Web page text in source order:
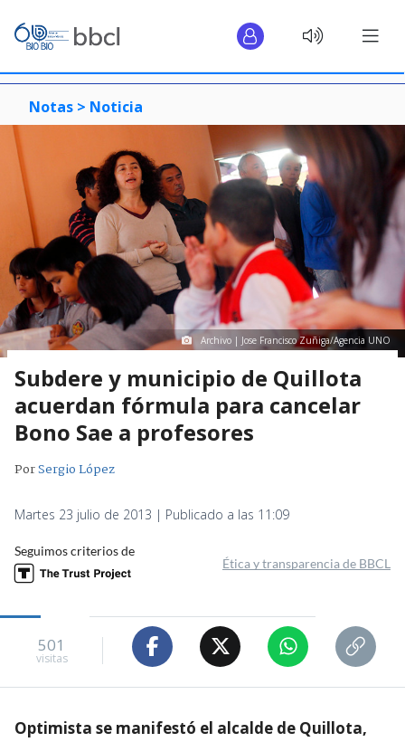
Notas > Noticia
Archivo | Jose Francisco Zuñiga/Agencia UNO
Subdere y municipio de Quillota
acuerdan fórmula para cancelar
Bono Sae a profesores
PorSergio López
Martes 23 julio de 2013 | Publicado a las 11:09
Seguimos criterios de
Ética y transparencia de BBCL
501
visitas
Optimista se manifestó el alcalde de Quillota,